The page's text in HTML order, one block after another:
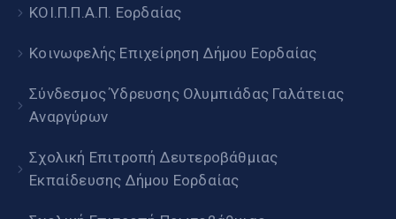
ΚΟΙ.Π.Π.Α.Π. Εορδαίας
Κοινωφελής Επιχείρηση Δήμου Εορδαίας
Σύνδεσμος Ύδρευσης Ολυμπιάδας Γαλάτειας
Αναργύρων
Σχολική Επιτροπή Δευτεροβάθμιας
Εκπαίδευσης Δήμου Εορδαίας